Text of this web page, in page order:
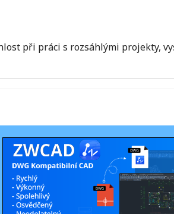
při práci s rozsáhlými projekty,